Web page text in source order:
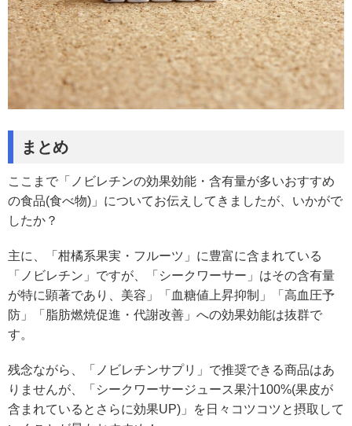
まとめ
ここまで「ノビレチンの効果効能・含有量が多いおすすめ
の食品(食べ物)」についてお伝えしてきましたが、いかがで
したか？
主に、「柑橘系果実・フルーツ」に豊富に含まれている
「ノビレチン」ですが、「シークワーサー」はその含有量
が特に顕著であり、美容」「血糖値上昇抑制」「高血圧予
防」「脂肪燃焼促進・代謝改善」への効果効能は抜群で
す。
残念ながら、「ノビレチンサプリ」で推奨できる商品はあ
りませんが、「シークワーサージュース果汁100%(果皮が
含まれているとさらに効果UP)」を日々コツコツと摂取して